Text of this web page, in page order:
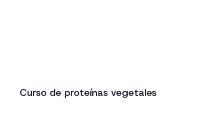
Curso de proteínas vegetales